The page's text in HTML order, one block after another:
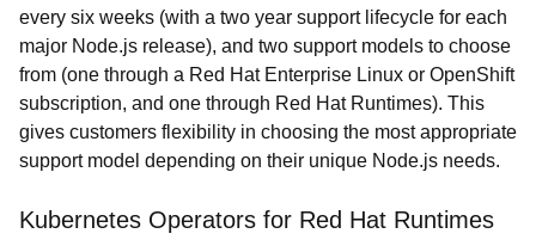
every six weeks (with a two year support lifecycle for each
major Node.js release), and two support models to choose
from (one through a Red Hat Enterprise Linux or OpenShift
subscription, and one through Red Hat Runtimes). This
gives customers flexibility in choosing the most appropriate
support model depending on their unique Node.js needs.
Kubernetes Operators for Red Hat Runtimes